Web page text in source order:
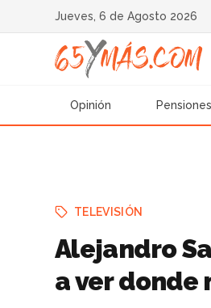
Jueves, 6 de Agosto 2026
Opinión Pensiones
TELEVISIÓN
Alejandro
a ver donde